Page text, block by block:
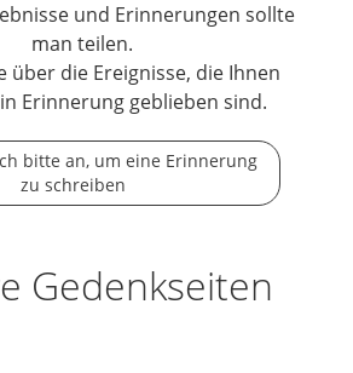
und Erinnerungen sollte
man teilen.
über die Ereignisse, die Ihnen
Erinnerung geblieben sind.
bitte an, um eine Erinnerung
zu schreiben
Gedenkseiten